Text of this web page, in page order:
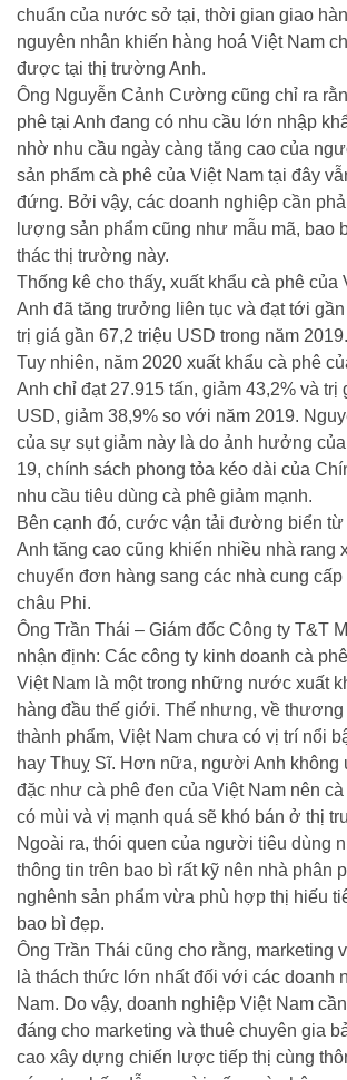
chuẩn của nước sở tại, thời gian giao
nguyên nhân khiến hàng hoá Việt Nam
được tại thị trường Anh.
Ông Nguyễn Cảnh Cường cũng chỉ ra
phê tại Anh đang có nhu cầu lớn nhập
nhờ nhu cầu ngày càng tăng cao của
sản phẩm cà phê của Việt Nam tại đây
đứng. Bởi vậy, các doanh nghiệp cần
lượng sản phẩm cũng như mẫu mã, bao
thác thị trường này.
Thống kê cho thấy, xuất khẩu cà phê của
Anh đã tăng trưởng liên tục và đạt tới
trị giá gần 67,2 triệu USD trong năm 2019.
Tuy nhiên, năm 2020 xuất khẩu cà phê
Anh chỉ đạt 27.915 tấn, giảm 43,2% và trị
USD, giảm 38,9% so với năm 2019.
của sự sụt giảm này là do ảnh hưởng
19, chính sách phong tỏa kéo dài của
nhu cầu tiêu dùng cà phê giảm mạnh.
Bên cạnh đó, cước vận tải đường biển từ
Anh tăng cao cũng khiến nhiều nhà rang
chuyển đơn hàng sang các nhà cung cấp
châu Phi.
Ông Trần Thái – Giám đốc Công ty T&T
nhận định: Các công ty kinh doanh cà
Việt Nam là một trong những nước xuất
hàng đầu thế giới. Thế nhưng, về
thành phẩm, Việt Nam chưa có vị trí nổi
hay Thuỵ Sĩ. Hơn nữa, người Anh không
đặc như cà phê đen của Việt Nam nên
có mùi và vị mạnh quá sẽ khó bán ở thị
Ngoài ra, thói quen của người tiêu dùng
thông tin trên bao bì rất kỹ nên nhà phân
nghênh sản phẩm vừa phù hợp thị hiếu
bao bì đẹp.
Ông Trần Thái cũng cho rằng, marketing
là thách thức lớn nhất đối với các doanh
Nam. Do vậy, doanh nghiệp Việt Nam
đáng cho marketing và thuê chuyên gia
cao xây dựng chiến lược tiếp thị cùng